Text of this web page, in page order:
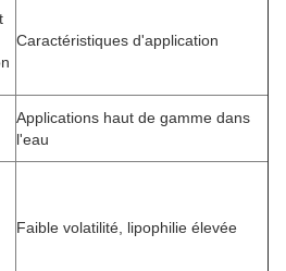
Caractéristiques d'application
Applications haut de gamme dans
l'eau
Faible volatilité, lipophilie élevée